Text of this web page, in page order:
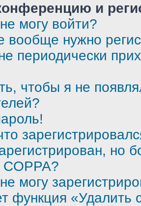
и
могу войти?
вообще нужно
периодически
чтобы я не
но
COPPA?
могу
функция «Удалить